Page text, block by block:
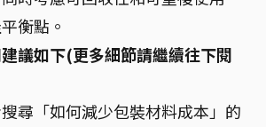
衡點。
議如下(更多細節請繼續往下閱
尋「如何減少包裝材料成本」的